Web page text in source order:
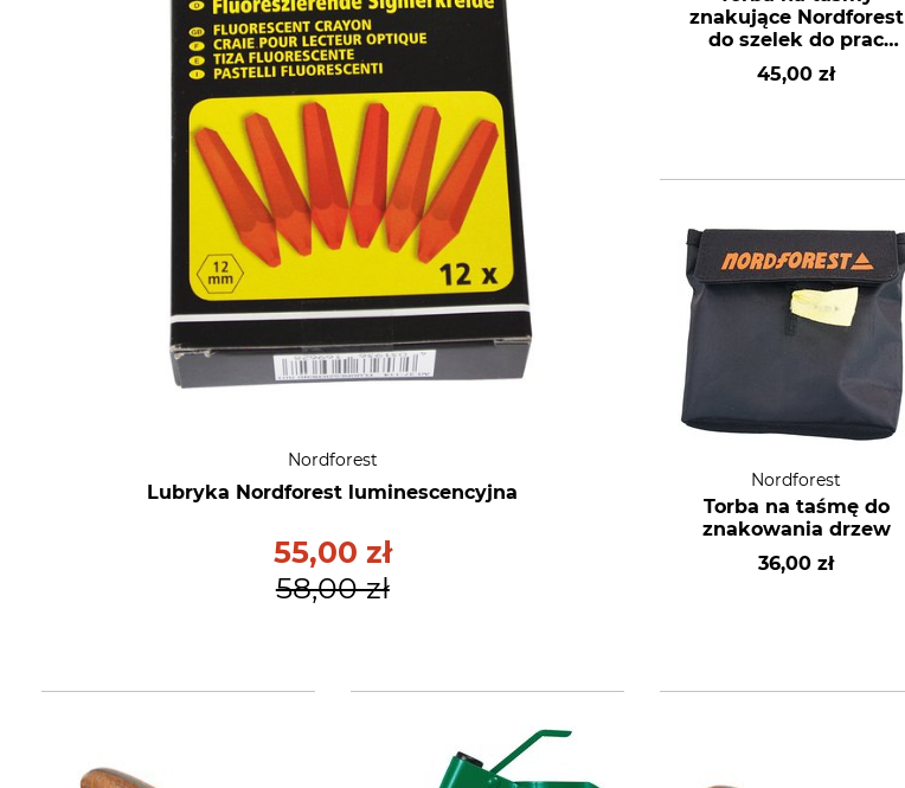
Nordforest
Lubryka Nordforest luminescencyjna
55,00 zł
58,00 zł
znakujące Nordforest
do szelek do prac
leśnych
45,00 zł
Nordforest
Torba na taśmę do
znakowania drzew
36,00 zł